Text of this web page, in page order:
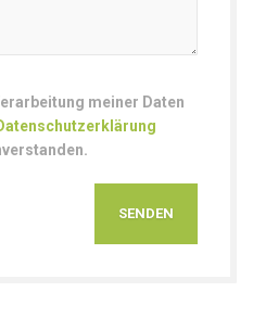
meiner Daten